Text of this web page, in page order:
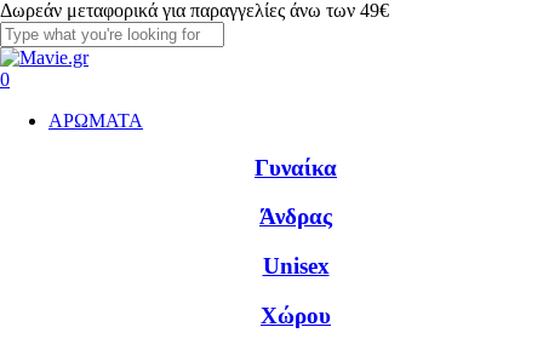
Skip
to
main
content
Δωρεάν μεταφορικά για παραγγελίες άνω των 49€
Close
Search
account
0
ΑΡΩΜΑΤΑ
Γυναίκα
Άνδρας
Unisex
Χώρου